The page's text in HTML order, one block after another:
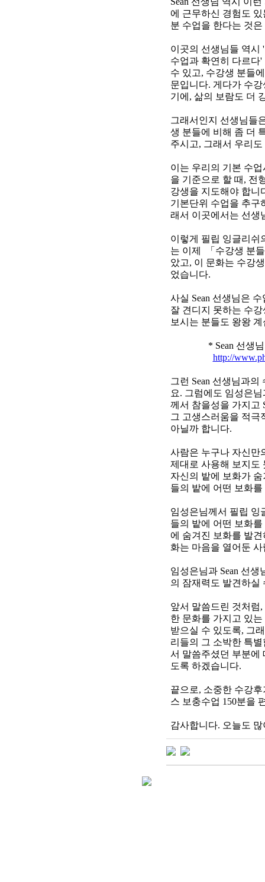
에 근무하신 경험도
분 수업을 한다는 것
이곳의 선생님들 역시
수업과 확연히 다르다
수 있고, 수강생 분들
문입니다. 게다가 수
기에, 삶의 보람도 더
그래서인지 선생님들
생 분들에 비해 좀 더
주시고, 그래서 우리
이는 우리의 기본 수
을 기준으로 할 때, 전
강생을 지도해야 합니
기본단위 수업을 추구
래서 이곳에서는 선생
이렇게 필립 잉글리쉬
는 이제 「수강생 분
았고, 이 문화는 수강
었습니다.
사실 Sean 선생님은
잘 견디지 못하는 수
보시는 분들도 왕왕
* Sean 선생님 스
http://
그런 Sean 선생님과
요. 그럼에도 임성은
께서 참을성을 가지고
그 고생스러움을 적극
아닐까 합니다.
사람은 누구나 자신만
제대로 사용해 보지도
자신의 밭에 보화가
들의 밭에 어떤 보화
임성은님께서 필립 잉
들의 밭에 어떤 보화
에 숨겨진 보화를 발
화는 마음을 열어둔
임성은님과 Sean 선
의 잠재력도 발견하실
앞서 말씀드린 것처럼
한 문화를 가지고 있
받으실 수 있도록, 그
리들의 그 소박한 특
서 말씀주셨던 부분에
도록 하겠습니다.
끝으로, 소중한 수강후
스 보충수업 150분을
감사합니다. 오늘도